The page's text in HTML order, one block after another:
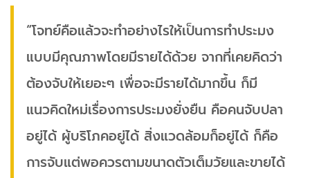
“โจทย์คือแล้วจะทำอย่างไรให้เป็นการทำประมง
แบบมีคุณภาพโดยมีรายได้ด้วย จากที่เคยคิดว่า
ต้องจับให้เยอะๆ เพื่อจะมีรายได้มากขึ้น ก็มี
แนวคิดใหม่เรื่องการประมงยั่งยืน คือคนจับปลา
อยู่ได้ ผู้บริโภคอยู่ได้ สิ่งแวดล้อมก็อยู่ได้ ก็คือ
การจับแต่พอควรตามขนาดตัวเต็มวัยและขายได้